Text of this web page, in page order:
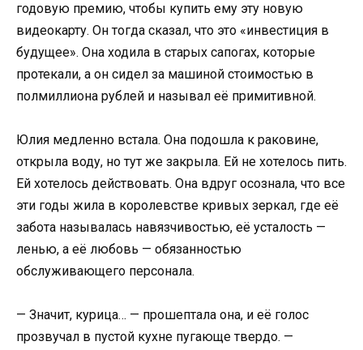
годовую премию, чтобы купить ему эту новую
видеокарту. Он тогда сказал, что это «инвестиция в
будущее». Она ходила в старых сапогах, которые
протекали, а он сидел за машиной стоимостью в
полмиллиона рублей и называл её примитивной.
Юлия медленно встала. Она подошла к раковине,
открыла воду, но тут же закрыла. Ей не хотелось пить.
Ей хотелось действовать. Она вдруг осознала, что все
эти годы жила в королевстве кривых зеркал, где её
забота называлась навязчивостью, её усталость —
ленью, а её любовь — обязанностью
обслуживающего персонала.
— Значит, курица… — прошептала она, и её голос
прозвучал в пустой кухне пугающе твердо. —